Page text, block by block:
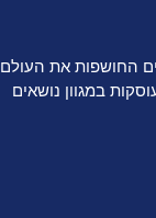
החושפות את העולם
במגוון נושאים